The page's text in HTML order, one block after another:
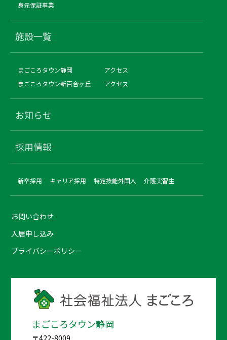
身元保証事業
施設一覧
まごころタウン静岡
アクセス
まごころタウン新百合ヶ丘
アクセス
お知らせ
採用情報
新卒採用 キャリア採用 特定技能外国人 介護実習生
お問い合わせ
入居申し込み
プライバシーポリシー
まごころタウン静岡